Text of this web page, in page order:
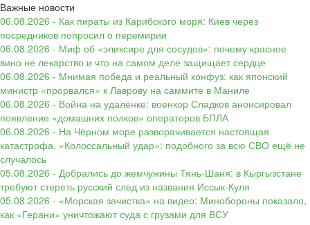
Важные новости
06.08.2026 - Как пираты из Карибского моря: Киев через
посредников попросил о перемирии
06.08.2026 - Миф об «эликсире для сосудов»: почему красное
вино не лекарство и что на самом деле защищает сердце
06.08.2026 - Мнимая победа и реальный конфуз: как японский
министр «прорвался» к Лаврову на саммите в Маниле
06.08.2026 - Война на удалёнке: военкор Сладков анонсировал
появление «домашних полков» операторов БПЛА
06.08.2026 - На Чёрном море разворачивается настоящая
катастрофа. «Колоссальный удар»: подобного за всю СВО ещё не
случалось
05.08.2026 - Добрались до жемчужины Тянь-Шаня: в Кыргызстане
требуют стереть русский след из названия Иссык-Куля
05.08.2026 - «Морская зачистка» на видео: Минобороны показало,
как «Герани» уничтожают суда с грузами для ВСУ